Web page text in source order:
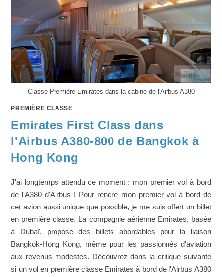
Classe Première Emirates dans la cabine de l'Airbus A380
PREMIÈRE CLASSE
Emirates First Class dans
l'Airbus A380-800 de Bangkok à
Hong Kong
J'ai longtemps attendu ce moment : mon premier vol à bord
de l'A380 d'Airbus ! Pour rendre mon premier vol à bord de
cet avion aussi unique que possible, je me suis offert un billet
en première classe. La compagnie aérienne Emirates, basée
à Dubaï, propose des billets abordables pour la liaison
Bangkok-Hong Kong, même pour les passionnés d'aviation
aux revenus modestes. Découvrez dans la critique suivante
si un vol en première classe Emirates à bord de l'Airbus A380